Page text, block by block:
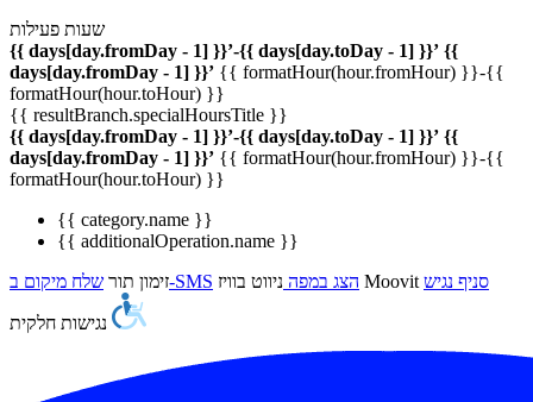
שעות פעילות
{{ days[day.fromDay - 1] }}’-{{ days[day.toDay - 1] }}’ {{
days[day.fromDay - 1] }}’ {{ formatHour(hour.fromHour) }}-{{
formatHour(hour.toHour) }}
{{ resultBranch.specialHoursTitle }}
{{ days[day.fromDay - 1] }}’-{{ days[day.toDay - 1] }}’ {{
days[day.fromDay - 1] }}’ {{ formatHour(hour.fromHour) }}-{{
formatHour(hour.toHour) }}
{{ category.name }}
{{ additionalOperation.name }}
זימון תורשלח מיקום ב-SMS הצג במפה ניווט בוויז Moovit סניף נגיש